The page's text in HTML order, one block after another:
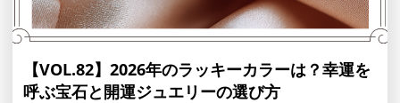
【VOL.82】2026年のラッキーカラーは？幸運を
呼ぶ宝石と開運ジュエリーの選び方